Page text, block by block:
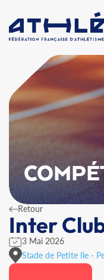
Retour
Inter
3 Mai 2026
Stade de Petite Ile -